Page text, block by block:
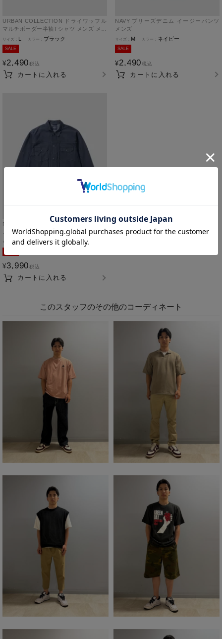
URBAN COLLECTION ドライワッフル
マルチボーダー半袖Tシャツ メンズ メー
ル便 対応商品
L ブラック
SALE
¥2,490 税込
カートに入れる
NAVY ブリーズデニム イージーパンツ
メンズ
M
ネイビー
SALE
¥2,490 税込
カートに入れる
NAVY ブリーズデニム Type2ジャケット
メンズ
L
ネイビー
¥3,990 税込
カートに入れる
このスタッフのその他のコーディネート